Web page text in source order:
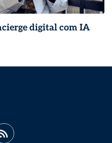
digital com IA